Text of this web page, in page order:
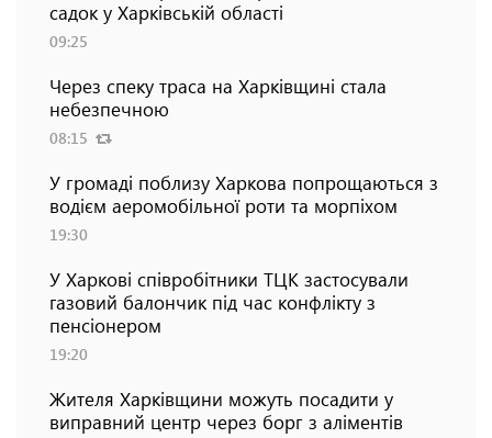
садок у Харківській області
09:25
Через спеку траса на Харківщині стала
небезпечною
08:15
У громаді поблизу Харкова попрощаються з
водієм аеромобільної роти та морпіхом
19:30
У Харкові співробітники ТЦК застосували
газовий балончик під час конфлікту з
пенсіонером
19:20
Жителя Харківщини можуть посадити у
виправний центр через борг з аліментів